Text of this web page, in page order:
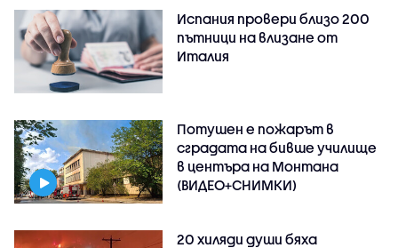
Испания провери близо 200
пътници на влизане от
Италия
Потушен е пожарът в
сградата на бивше училище
в центъра на Монтана
(ВИДЕО+СНИМКИ)
20 хиляди души бяха